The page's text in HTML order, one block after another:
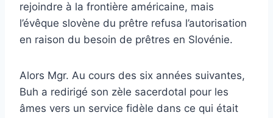
rejoindre à la frontière américaine, mais
l’évêque slovène du prêtre refusa l’autorisation
en raison du besoin de prêtres en Slovénie.
Alors Mgr. Au cours des six années suivantes,
Buh a redirigé son zèle sacerdotal pour les
âmes vers un service fidèle dans ce qui était